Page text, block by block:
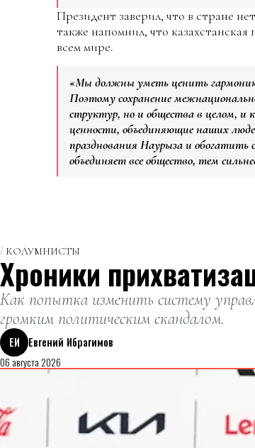
Президент заверил, что в стране
также напомнил, что
всем мире.
«Мы должны уметь ценить
Поэтому сохранение
структур, но и общества в целом,
ценности, объединяющие наших
празднования Наурыза и обогатить
объединяет все общество, тем
КОЛУМНИСТЫ
Хроники
Как попытка изменить систему
громким политическим скандалом.
ЕИ
Евгений Ибрагимов
06 августа 2026